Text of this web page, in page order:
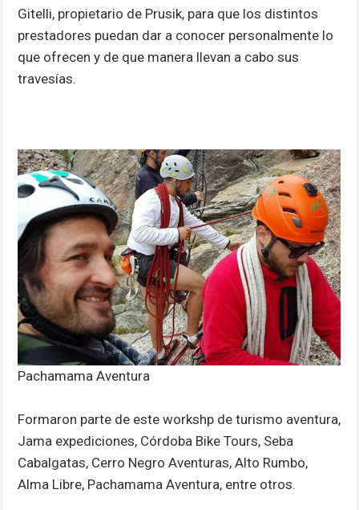
Gitelli, propietario de Prusik, para que los distintos
prestadores puedan dar a conocer personalmente lo
que ofrecen y de que manera llevan a cabo sus
travesías.
Pachamama Aventura
Formaron parte de este workshp de turismo aventura,
Jama expediciones, Córdoba Bike Tours, Seba
Cabalgatas, Cerro Negro Aventuras, Alto Rumbo,
Alma Libre, Pachamama Aventura, entre otros.